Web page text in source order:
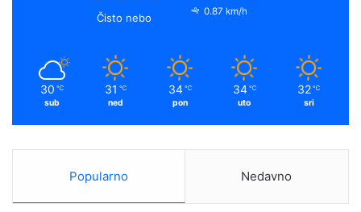
Čisto nebo
0.87 km/h
30 ℃
sub
31 ℃
ned
34 ℃
pon
34 ℃
uto
32 ℃
sri
Popularno Nedavno